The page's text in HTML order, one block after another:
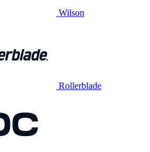
Wilson
Rollerblade